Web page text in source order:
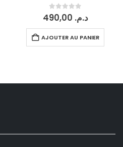
0sur 5 د.م.
AJOUTER AU PANIER